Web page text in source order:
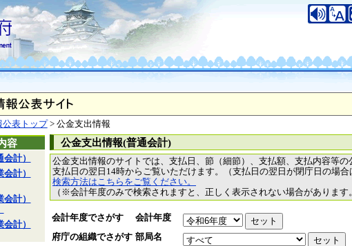
公表トップ> 公金支出情報
容
計）
計）
計）
計）
公金支出情報(普通会計)
公金支出情報のサイトでは、支払日、節（細節）、支払額、支払内容等の
支払日の翌日14時からご覧いただけます。（支払日の翌日が閉庁日の場合
検索方法はこちらをご覧ください。
（※会計年度のみで検索されますと、正しく表示されない場合があります
会計年度でさがす
会計年度
府庁の組織でさがす 部局名